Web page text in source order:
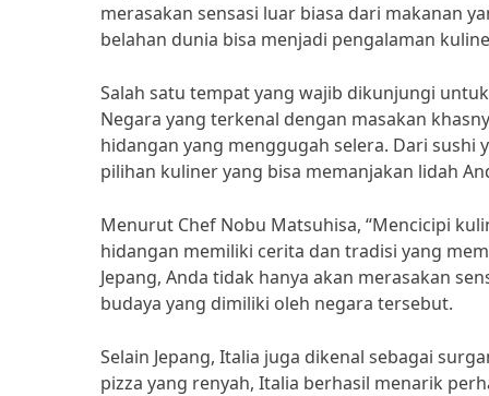
merasakan sensasi luar biasa dari makanan
belahan dunia bisa menjadi pengalaman
Salah satu tempat yang wajib dikunjungi
Negara yang terkenal dengan masakan
hidangan yang menggugah selera. Dari sushi
pilihan kuliner yang bisa memanjakan lidah
Menurut Chef Nobu Matsuhisa, “Mencicipi
hidangan memiliki cerita dan tradisi yang
Jepang, Anda tidak hanya akan merasakan
budaya yang dimiliki oleh negara tersebut.
Selain Jepang, Italia juga dikenal sebagai
pizza yang renyah, Italia berhasil menarik